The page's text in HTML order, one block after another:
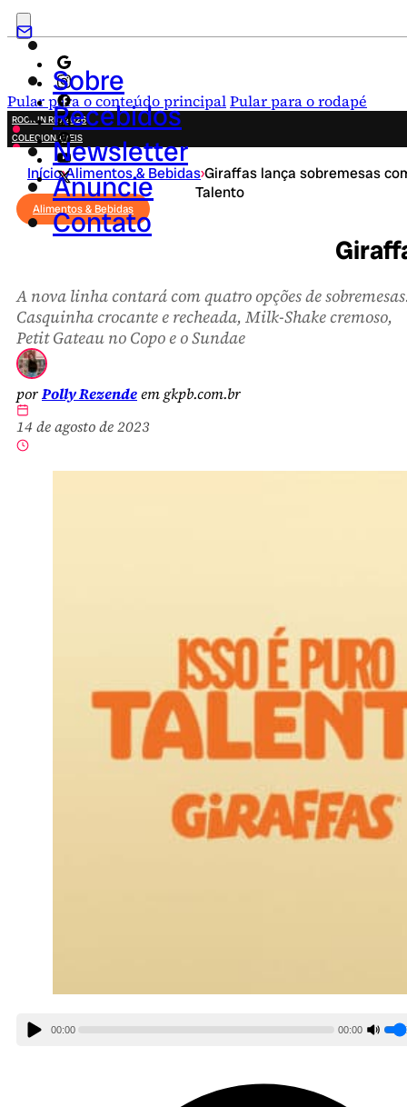
Pular para o conteúdo principalPular para o rodapé
Sobre
Recebidos
Newsletter
Anuncie
Contato
ROCK IN RIO 2026
COLECIONÁVEIS
FESTA JUNINA
NOVIDADES
CAMPANHAS CRIATIVAS
Início›Alimentos & Bebidas›Giraffas lança sobremesas
Talento
Alimentos & Bebidas
A nova linha contará com quatro opções de
Casquinha crocante e recheada, Milk-Shake cremoso,
Petit Gateau no Copo e o Sundae
porPolly Rezendeem gkpb.com.br
14 de agosto de 2023
00:00 00:00